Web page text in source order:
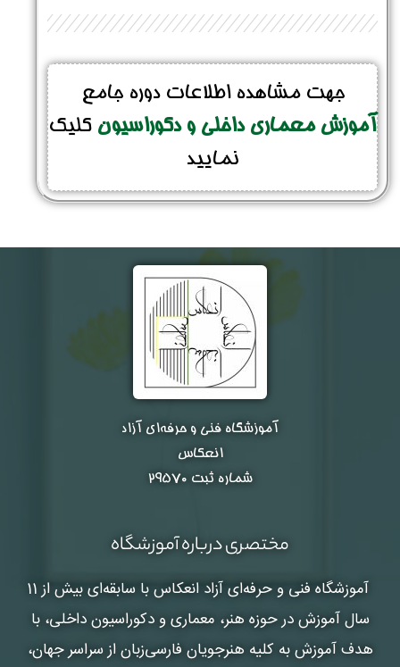
جهت مشاهده اطلاعات دوره جامع
آموزش معماری داخلی و دکوراسیون کلیک
نمایید
آموزشگاه فنی و حرفه‌ای آزاد
انعکاس
شماره ثبت ۲۹۵۷۰
مختصری درباره آموزشگاه
آموزشگاه فنی و حرفه‌ای آزاد انعکاس
با سابقه‌ای بیش از 11
سال آموزش در حوزه هنر، معماری و دکوراسیون داخلی، با
هدف آموزش به کلیه هنرجویان فارسی‌زبان از سراسر جهان،